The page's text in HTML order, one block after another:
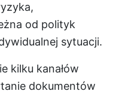
od polityk
sytuacji.
kilku kanałów
dokumentów